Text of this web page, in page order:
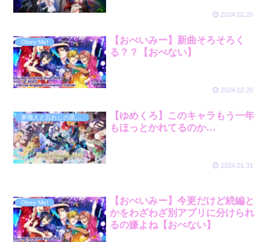
2024.02.20
Obey Me!
【おべいみー】新曲そろそろく
る？？【おべない】
2024.02.20
【ゆめくろ】このキャラもう一年
もほっとかれてるのか…
2024.01.31
Obey Me!
【おべいみー】今更だけど続編と
かをわざわざ別アプリに分けられ
るの嫌よね【おべない】